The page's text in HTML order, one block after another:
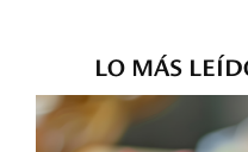
LO MÁS